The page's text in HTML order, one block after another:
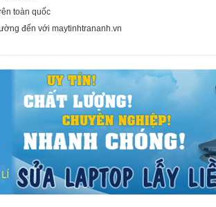
toàn quốc
đến với maytinhtrananh.vn